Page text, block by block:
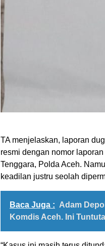
TA menjelaskan, laporan
resmi dengan nomor
Tenggara, Polda Aceh.
keadilan justru seolah
Baca Juga : Adam
Komdis Aceh. Ini